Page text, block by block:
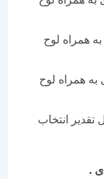
لوح
همراه لوح